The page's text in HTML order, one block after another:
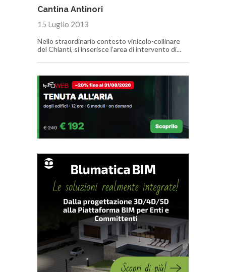
Cantina Antinori
15 Luglio 2013
Nello straordinario contesto vinicolo-collinare
del Chianti, si inserisce l’area di intervento di...